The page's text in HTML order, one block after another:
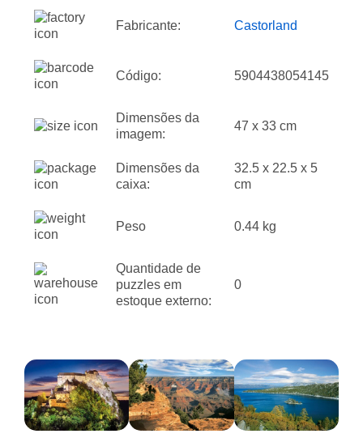
Fabricante: Castorland
Código: 5904438054145
Dimensões da
imagem:
47 x 33 cm
Dimensões da
caixa:
32.5 x 22.5 x 5
cm
Peso 0.44 kg
Quantidade de
puzzles em
estoque externo:
0